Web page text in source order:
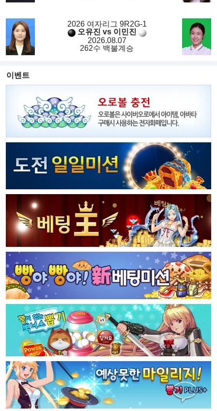
2026 여자리그 9R2G-1
오유진 vs 이민진
2026.08.07
262수 백불계승
이벤트